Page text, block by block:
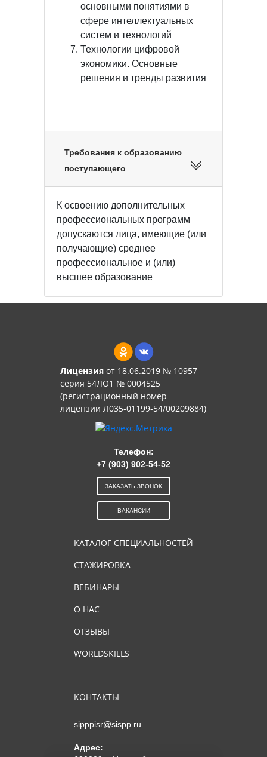
основными понятиями в
сфере интеллектуальных
систем и технологий
Технологии цифровой
экономики. Основные
решения и тренды развития
Требования к образованию
поступающего
К освоению дополнительных
профессиональных программ
допускаются лица, имеющие (или
получающие) среднее
профессиональное и (или)
высшее образование
Лицензияот 18.06.2019 № 10957
серия 54ЛО1 № 0004525
(регистрационный номер
лицензии Л035-01199-54/00209884)
КАТАЛОГ СПЕЦИАЛЬНОСТЕЙ
СТАЖИРОВКА
ВЕБИНАРЫ
О НАС
ОТЗЫВЫ
WORLDSKILLS
КОНТАКТЫ
sipppisr@sispp.ru
Адрес:
Телефон:
+7 (903) 902-54-52
ЗАКАЗАТЬ ЗВОНОК
ВАКАНСИИ